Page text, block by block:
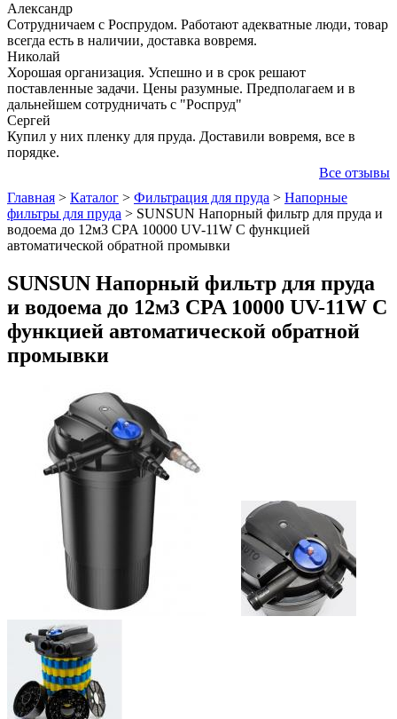
Александр
Сотрудничаем с Роспрудом. Работают адекватные люди, товар
всегда есть в наличии, доставка вовремя.
Николай
Хорошая организация. Успешно и в срок решают
поставленные задачи. Цены разумные. Предполагаем и в
дальнейшем сотрудничать с "Роспруд"
Сергей
Купил у них пленку для пруда. Доставили вовремя, все в
порядке.
Все отзывы
Главная > Каталог > Фильтрация для пруда > Напорные
фильтры для пруда > SUNSUN Напорный фильтр для пруда и
водоема до 12м3 CPA 10000 UV-11W С функцией
автоматической обратной промывки
SUNSUN Напорный фильтр для пруда
и водоема до 12м3 CPA 10000 UV-11W С
функцией автоматической обратной
промывки